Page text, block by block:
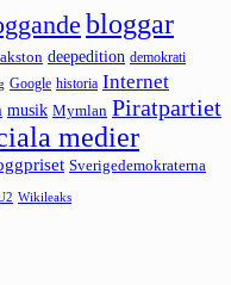
bloggar
deepedition demokrati
Google historia Internet
musik Mymlan Piratpartiet
medier
Sverigedemokraterna
Wikileaks